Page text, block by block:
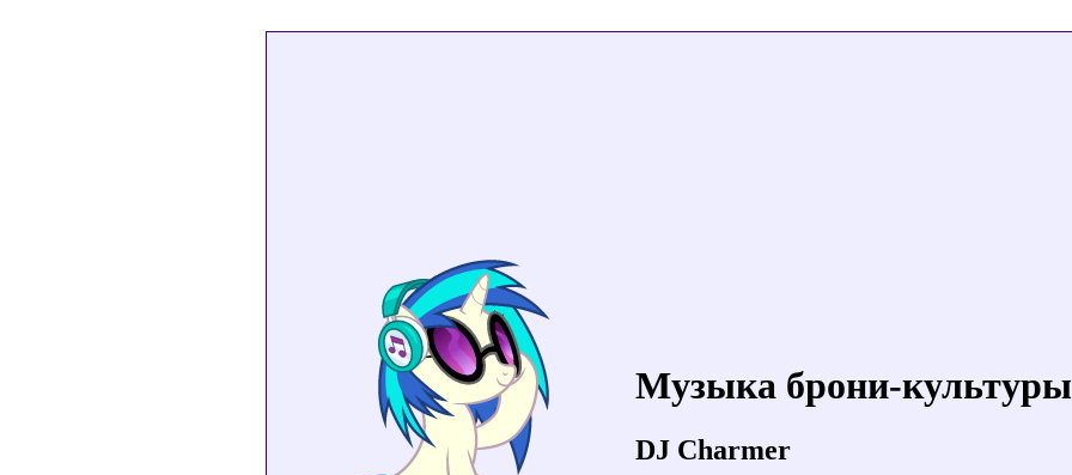
Музыка брони-культуры
DJ Charmer